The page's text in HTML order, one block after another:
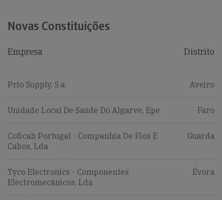
Novas Constituições
Empresa Distrito
Prio Supply, S.a. Aveiro
Unidade Local De Saúde Do Algarve, Epe Faro
Coficab Portugal - Companhia De Fios E
Cabos, Lda
Guarda
Tyco Electronics - Componentes
Electromecânicos, Lda
Évora